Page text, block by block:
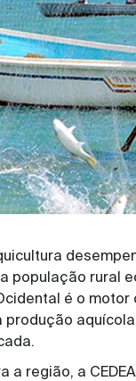
população
é o
região, a